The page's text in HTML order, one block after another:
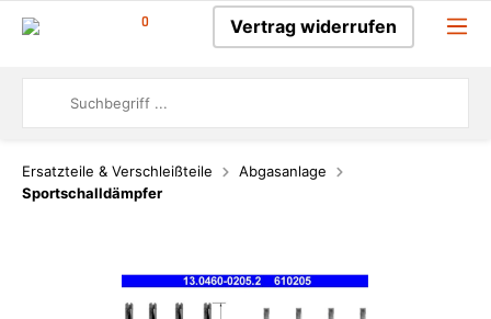
0 Vertrag widerrufen
Ersatzteile & Verschleißteile
Abgasanlage
Sportschalldämpfer